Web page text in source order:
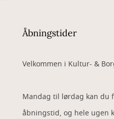
Åbningstider
Velkommen i Kultur- &
Mandag til lørdag kan du
åbningstid, og hele ugen